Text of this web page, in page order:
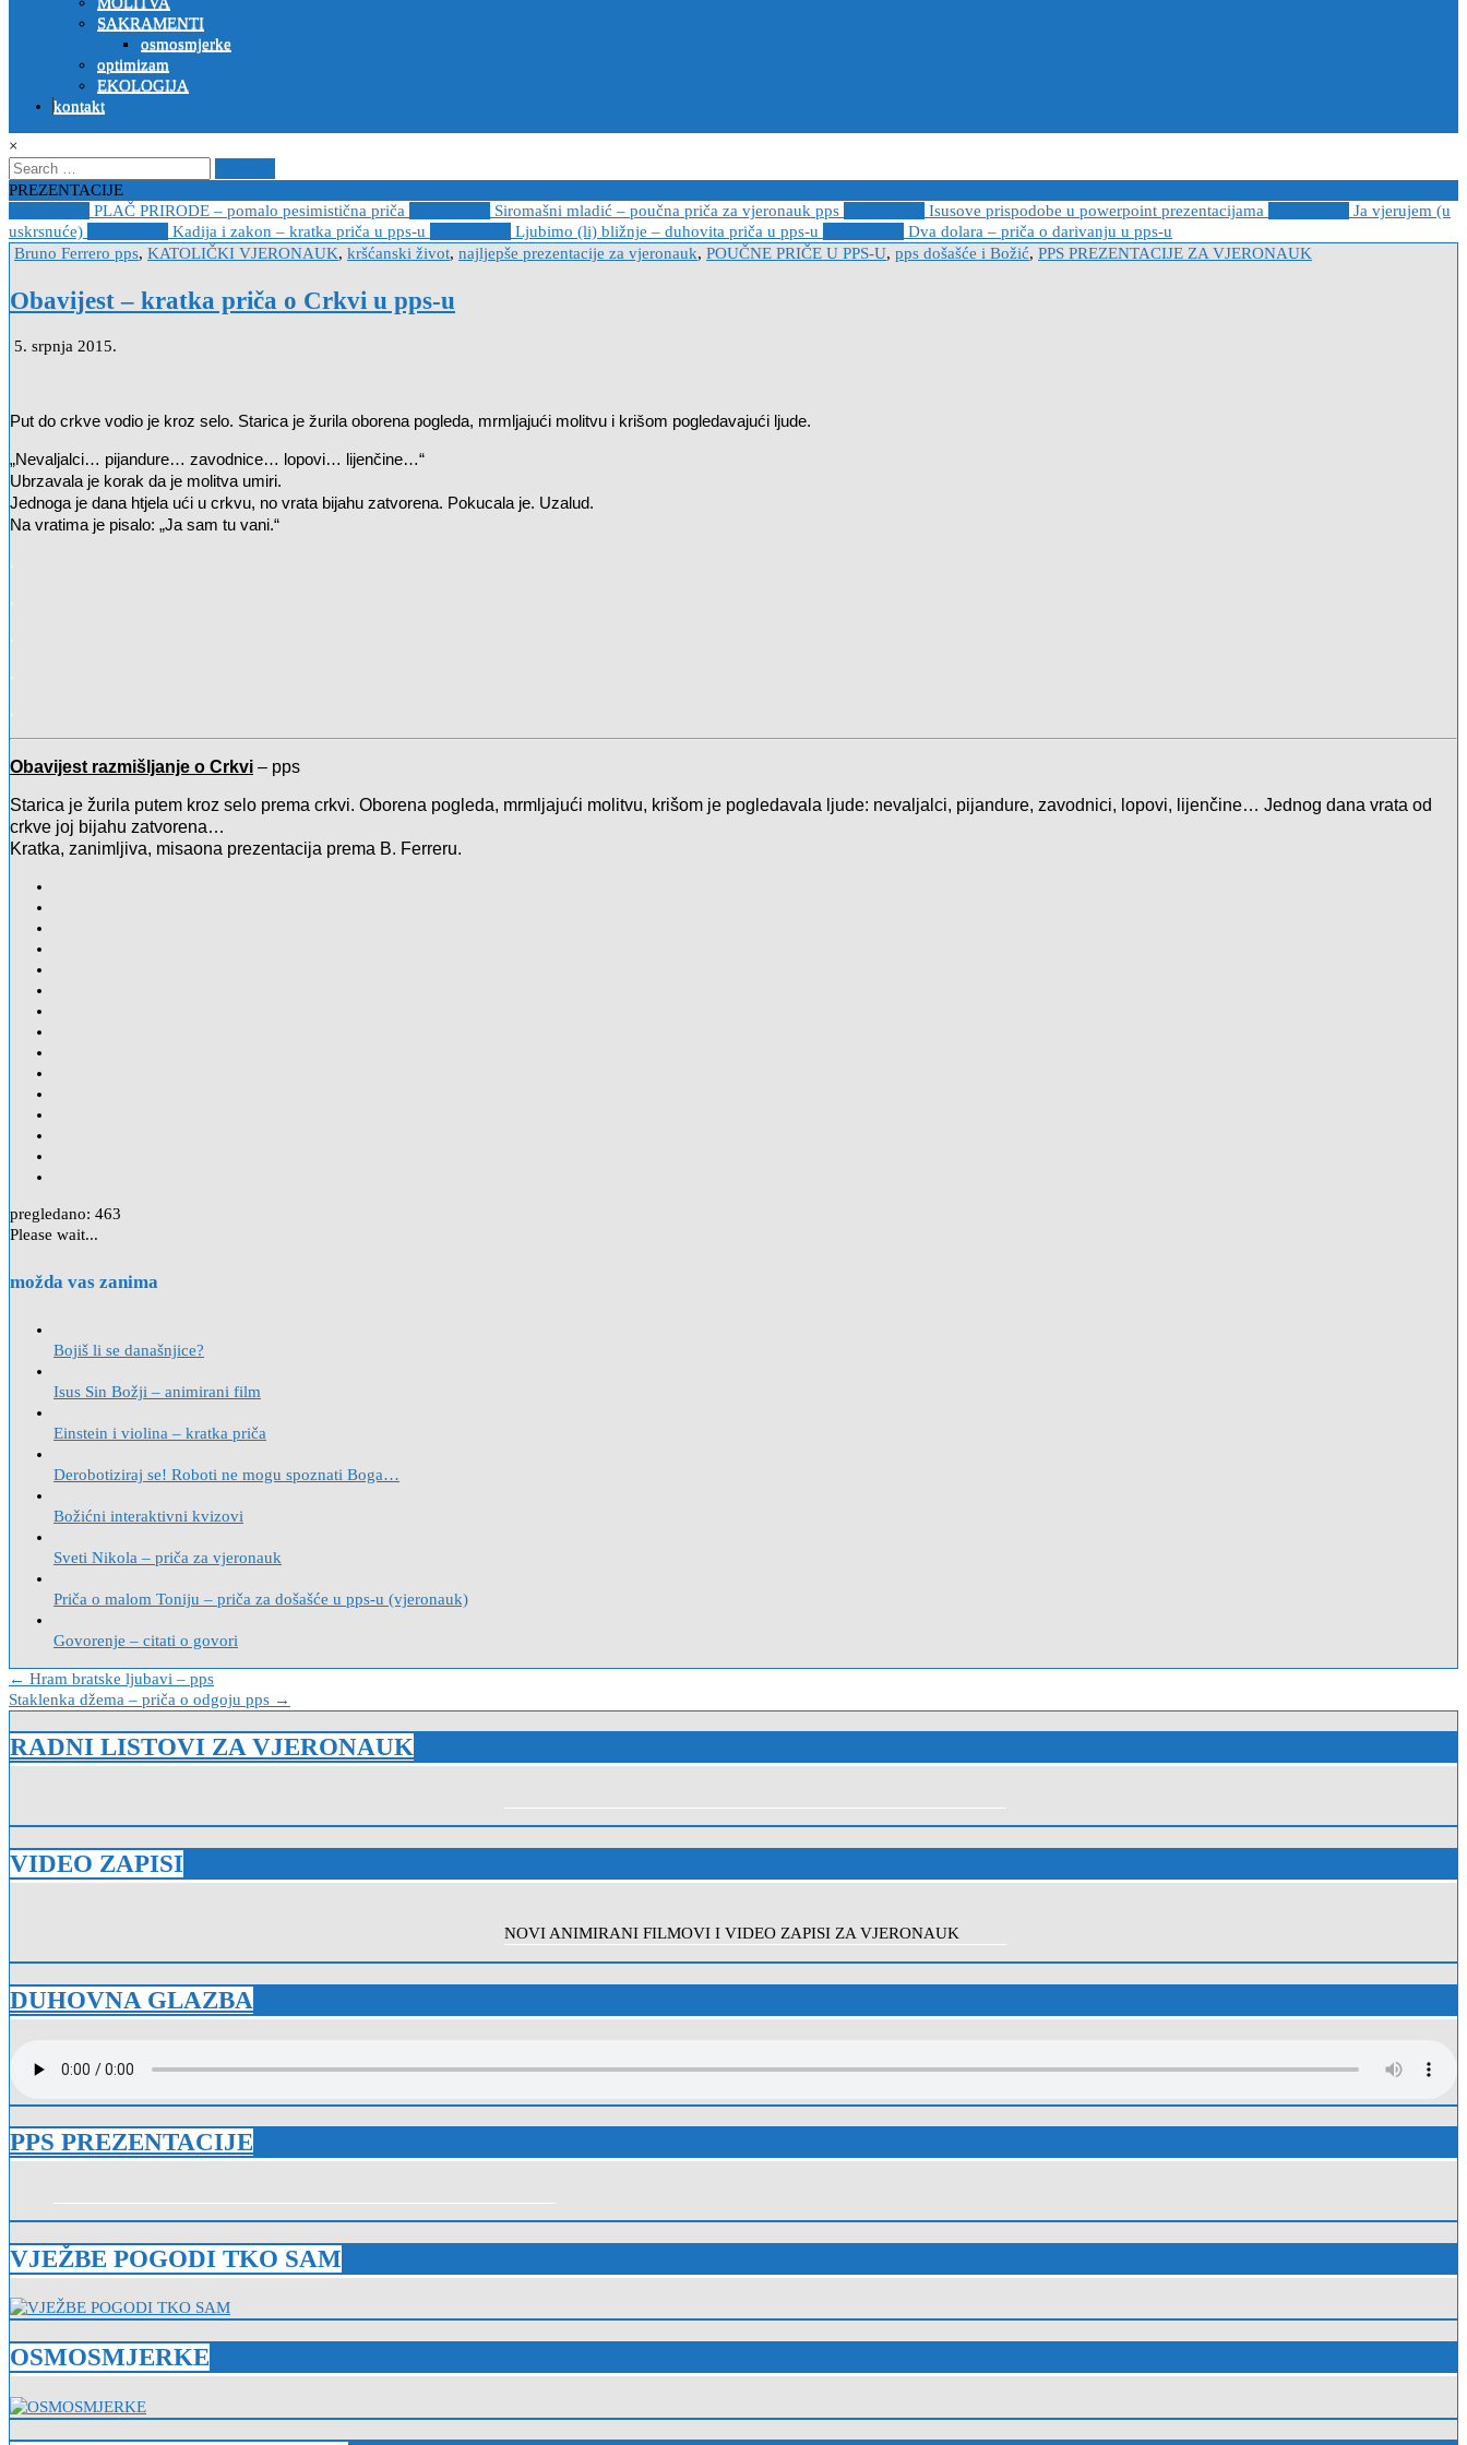
SAKRAMENTI
osmosmjerke
optimizam
EKOLOGIJA
kontakt
×
Search
for:
PREZENTACIJE
PLAČ PRIRODE – pomalo pesimistična priča Siromašni mladić – poučna priča za vjeronauk pps Isusove prispodobe u powerpoint prezentacijama
Ja vjerujem (u
uskrsnuće)
Kadija i zakon – kratka priča u pps-u Ljubimo (li) bližnje – duhovita priča u pps-u
Dva dolara – priča o darivanju u pps-u
Posted
Bruno Ferrero pps, KATOLIČKI VJERONAUK, kršćanski život, najljepše prezentacije za vjeronauk, POUČNE PRIČE U PPS-U, pps došašće i Božić, PPS PREZENTACIJE ZA VJERONAUK
Obavijest – kratka priča o Crkvi u pps-u
5. srpnja 2015.
Put do crkve vodio je kroz selo. Starica je žurila oborena pogleda, mrmljajući molitvu i krišom pogledavajući ljude.
„Nevaljalci… pijandure… zavodnice… lopovi… lijenčine…“
Ubrzavala je korak da je molitva umiri.
Jednoga je dana htjela ući u crkvu, no vrata bijahu zatvorena. Pokucala je. Uzalud.
Na vratima je pisalo: „Ja sam tu vani.“
Obavijest razmišljanje o Crkvi – pps
Starica je žurila putem kroz selo prema crkvi. Oborena pogleda, mrmljajući molitvu, krišom je pogledavala ljude: nevaljalci, pijandure, zavodnici, lopovi, lijenčine… Jednog dana vrata od
crkve joj bijahu zatvorena…
Kratka, zanimljiva, misaona prezentacija prema B. Ferreru.
pregledano: 463
Please wait...
možda vas zanima
Bojiš li se današnjice?
Isus Sin Božji – animirani film
Einstein i violina – kratka priča
Derobotiziraj se! Roboti ne mogu spoznati Boga…
Božićni interaktivni kvizovi
Sveti Nikola – priča za vjeronauk
Priča o malom Toniju – priča za došašće u pps-u (vjeronauk)
Govorenje – citati o govori
Navigacija
objava
← Hram bratske ljubavi – pps
Staklenka džema – priča o odgoju pps →
RADNI LISTOVI ZA VJERONAUK
VIDEO ZAPISI
NOVI ANIMIRANI FILMOVI I VIDEO ZAPISI ZA VJERONAUK
DUHOVNA GLAZBA
PPS PREZENTACIJE
VJEŽBE POGODI TKO SAM
OSMOSMJERKE